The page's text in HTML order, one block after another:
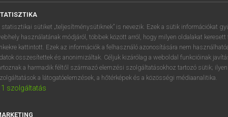
egyetemes nagyszótár
VAN ELŐFIZETÉSED?
megtekintéséhez.
statisztikai sütiket „teljesítménysütiknek” is nevezik. Ezek a sütik információkat
használatának módjáról, többek között arról, hogy milyen oldalakat keresett
kattintott. Ezek az információk a felhasználó azonosítására nem
összesítettek és anonimizáltak. Céljuk kizárólag a weboldal funkcióinak
a harmadik féltől származó elemzési szolgáltatásokhoz tartozó sütik;
a látogatóelemzések, a hőtérképek és a közösségi médiaanalitika.
1 szolgáltatás
1 2 3 4 5 6 7 8 9
q w e r t z u i
a s d f g h j k l é
í y x c v b n m , .